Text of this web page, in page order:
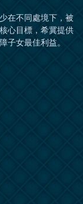
在不同處境下，被
心目標，希冀提供
子女最佳利益。